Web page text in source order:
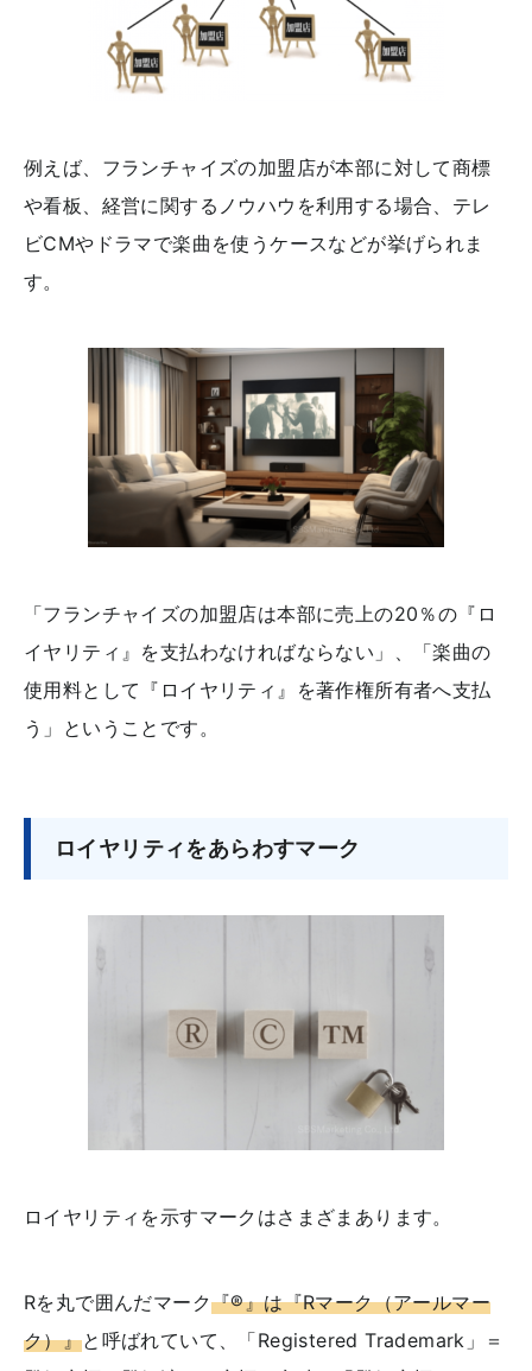
例えば、フランチャイズの加盟店が本部に対して商標
や看板、経営に関するノウハウを利用する場合、テレ
ビCMやドラマで楽曲を使うケースなどが挙げられま
す。
「フランチャイズの加盟店は本部に売上の20％の『ロ
イヤリティ』を支払わなければならない」、「楽曲の
使用料として『ロイヤリティ』を著作権所有者へ支払
う」ということです。
ロイヤリティをあらわすマーク
ロイヤリティを示すマークはさまざまあります。
Rを丸で囲んだマーク『®』は『Rマーク（アールマー
ク）』と呼ばれていて、「Registered Trademark」＝